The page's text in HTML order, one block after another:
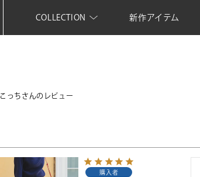
COLLECTION 新作アイテム
こっちさんのレビュー
購入者